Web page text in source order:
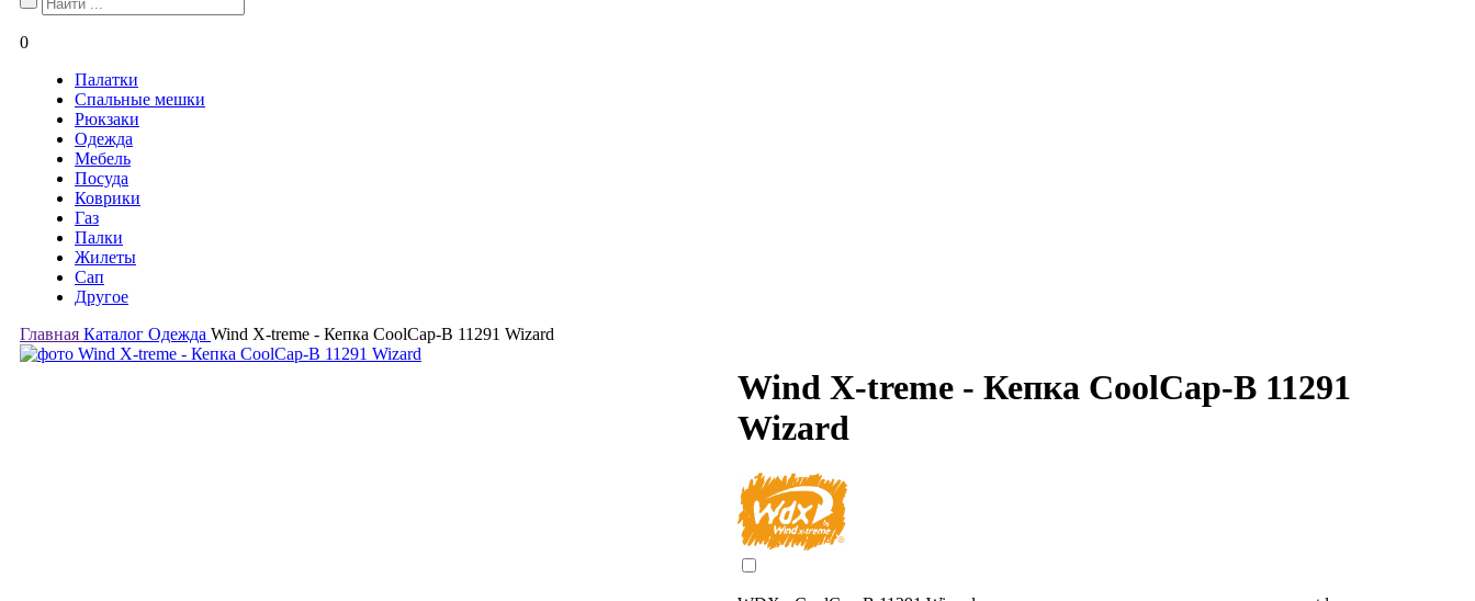
0
Палатки
Спальные мешки
Рюкзаки
Одежда
Мебель
Посуда
Коврики
Газ
Палки
Жилеты
Сап
Другое
Главная Каталог Одежда Wind X-treme - Кепка CoolCap-B 11291 Wizard
Wind X-treme - Кепка CoolCap-B 11291
Wizard